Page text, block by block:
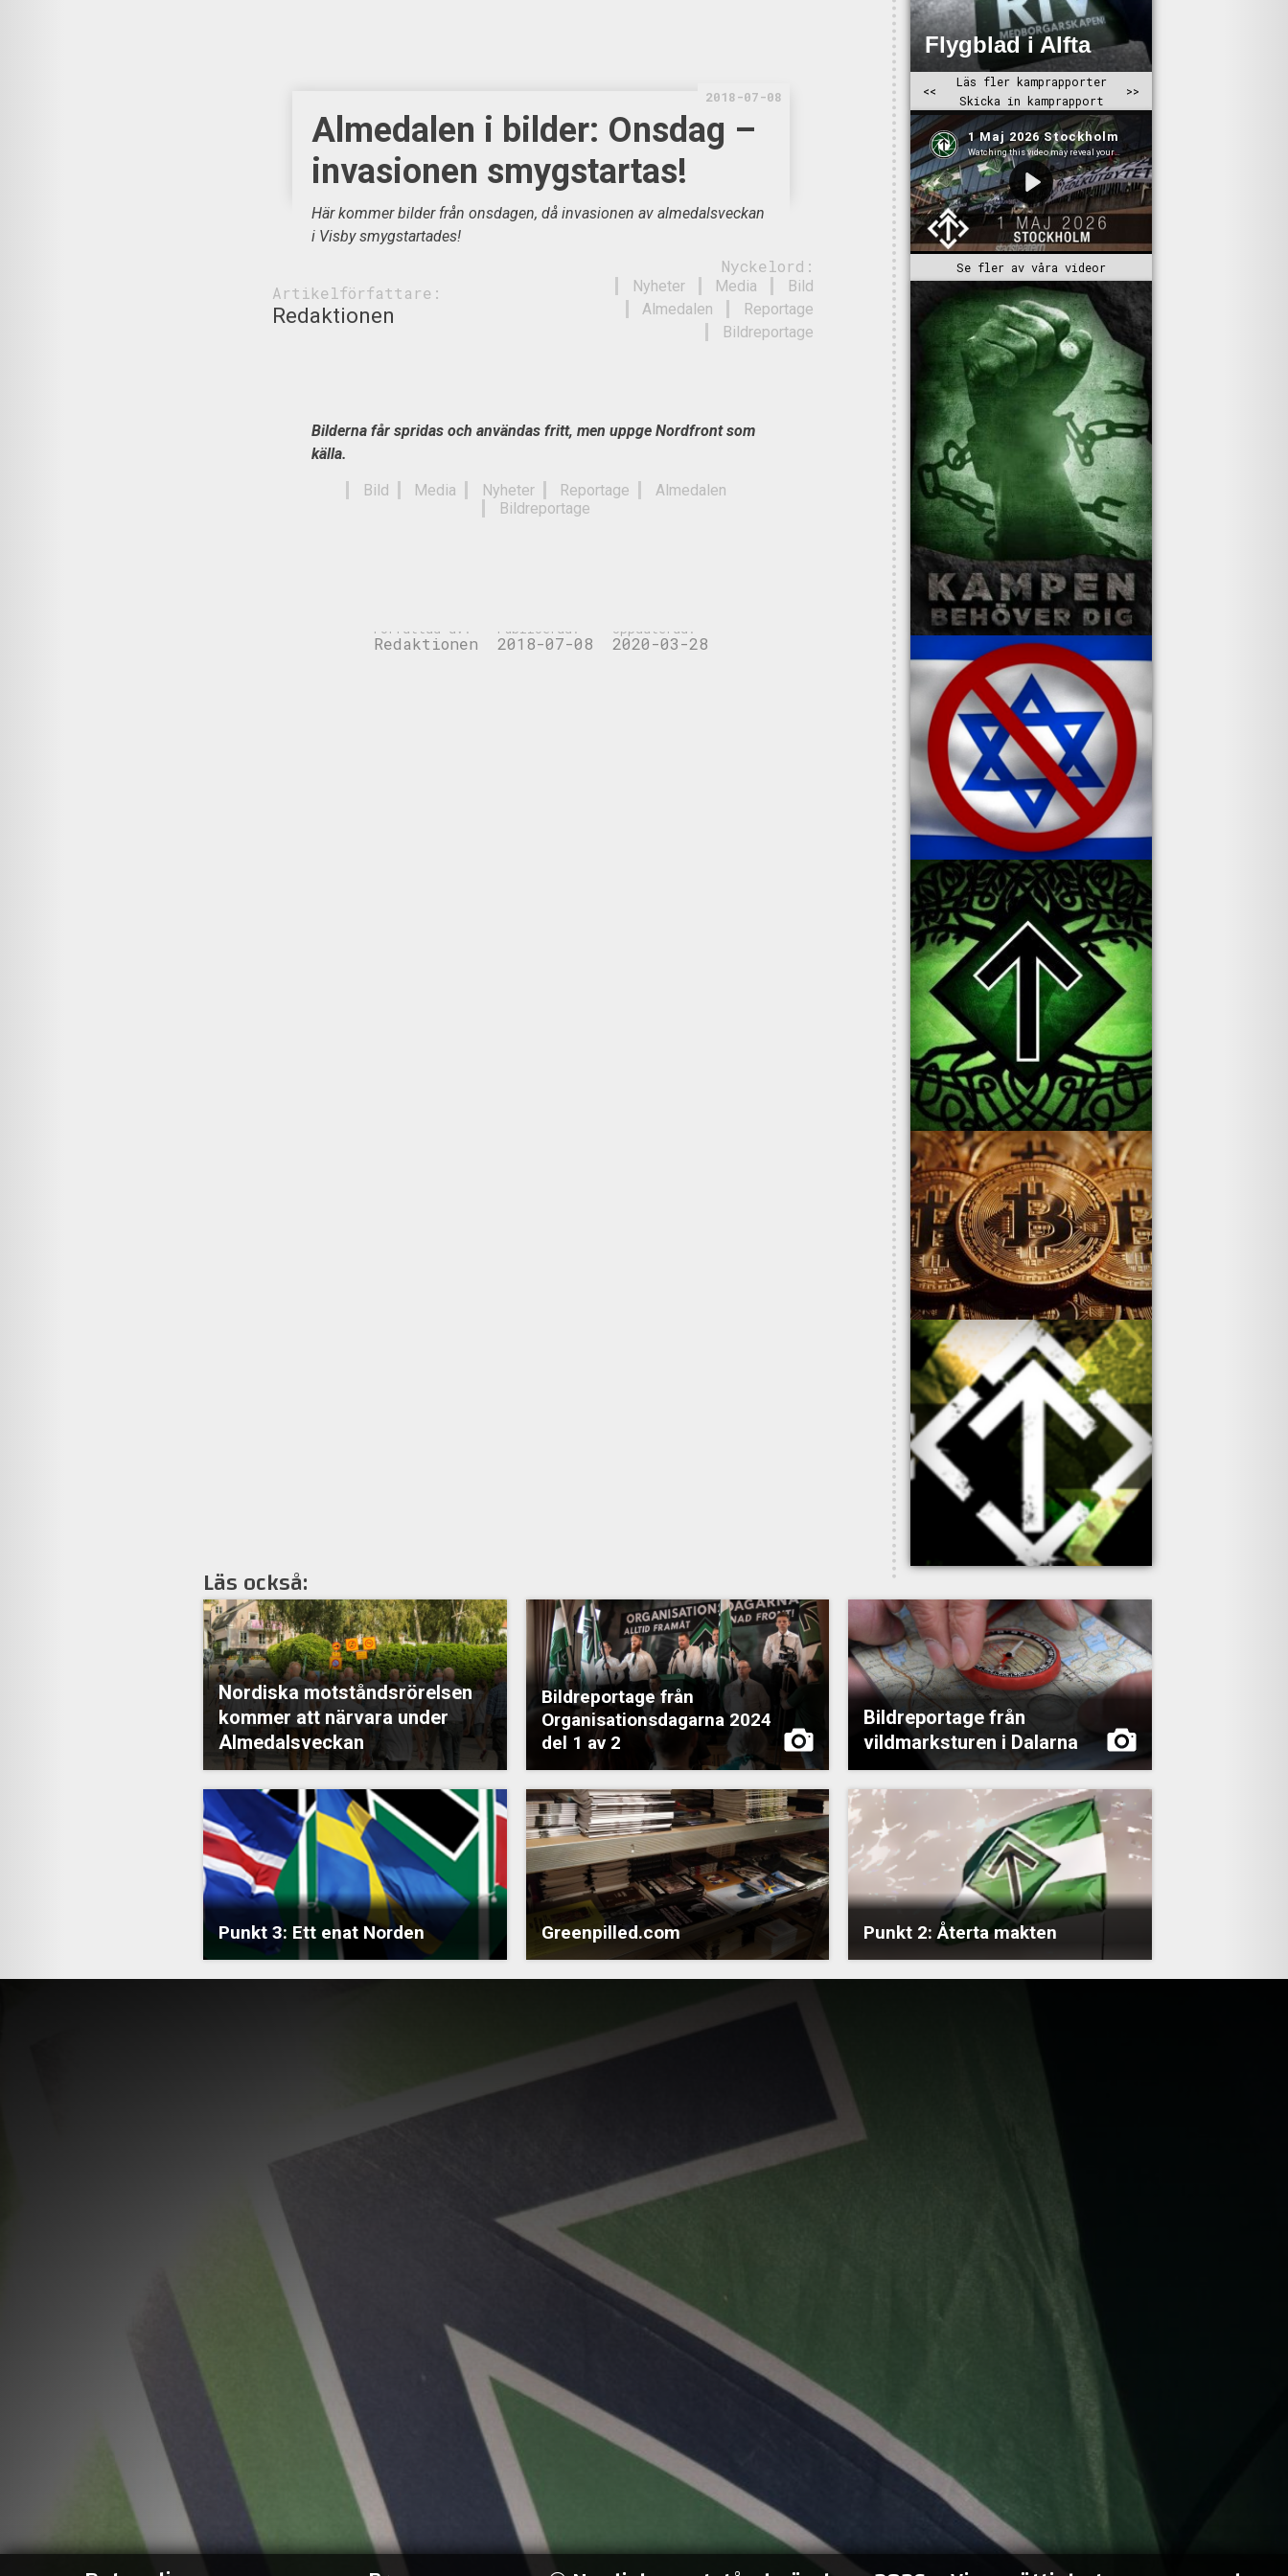
2018-07-08
Almedalen i bilder: Onsdag –
invasionen smygstartas!
Här kommer bilder från onsdagen, då invasionen av almedalsveckan
i Visby smygstartades!
Artikelförfattare:
Redaktionen
Nyckelord:
Bild
Media
Nyheter
Reportage
Almedalen
Bildreportage
Bilderna får spridas och användas fritt, men uppge Nordfront som
källa.
Bild
Media Nyheter Reportage
Almedalen
Bildreportage
Författad av:
Redaktionen
Publicerad:
2018-07-08
Uppdaterad:
2020-03-28
Se fler av våra videor
Läs också:
Nordiska motståndsrörelsen
kommer att närvara under
Almedalsveckan
Bildreportage från
Organisationsdagarna 2024
del 1 av 2
Bildreportage från
vildmarksturen i Dalarna
Punkt 3: Ett enat Norden Greenpilled.com Punkt 2: Återta makten